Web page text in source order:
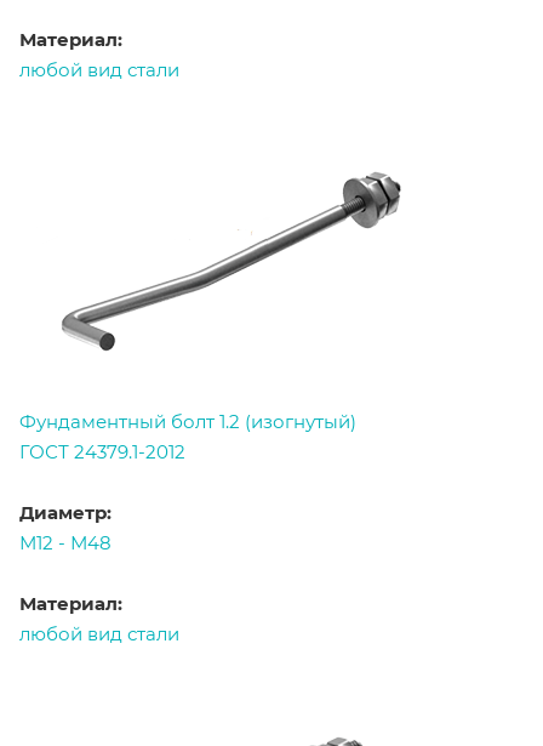
Материал:
любой вид стали
Фундаментный болт 1.2 (изогнутый)
ГОСТ 24379.1-2012
Диаметр:
М12 - М48
Материал:
любой вид стали